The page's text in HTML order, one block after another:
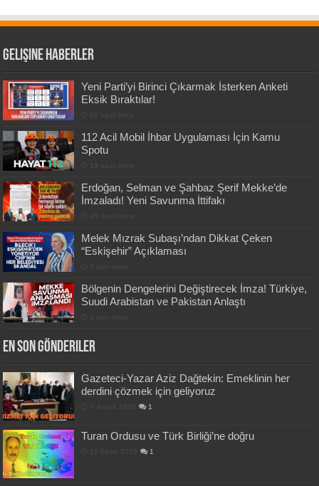
Gelişine Haberler
Yeni Parti’yi Birinci Çıkarmak İsterken Anketi
Eksik Bıraktılar!
112 Acil Mobil İhbar Uygulaması İçin Kamu
Spotu
Erdoğan, Selman ve Şahbaz Şerif Mekke’de
İmzaladı! Yeni Savunma İttifakı
Melek Mızrak Subaşı’ndan Dikkat Çeken
“Eskişehir” Açıklaması
Bölgenin Dengelerini Değiştirecek İmza! Türkiye,
Suudi Arabistan ve Pakistan Anlaştı
En Son Gönderiler
Gazeteci-Yazar Aziz Dağtekin: Emeklinin her
derdini çözmek için geliyoruz
1
Turan Ordusu ve Türk Birliği’ne doğru
1